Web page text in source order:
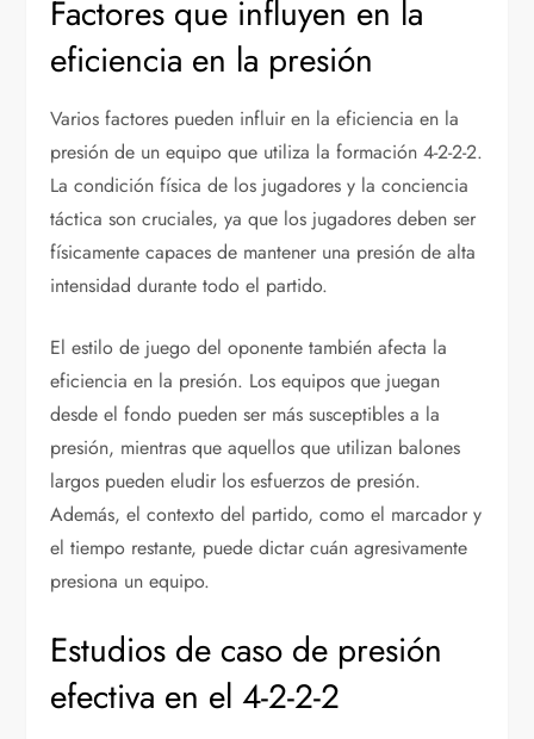
Factores que influyen en la
eficiencia en la presión
Varios factores pueden influir en la eficiencia en la
presión de un equipo que utiliza la formación 4-2-2-2.
La condición física de los jugadores y la conciencia
táctica son cruciales, ya que los jugadores deben ser
físicamente capaces de mantener una presión de alta
intensidad durante todo el partido.
El estilo de juego del oponente también afecta la
eficiencia en la presión. Los equipos que juegan
desde el fondo pueden ser más susceptibles a la
presión, mientras que aquellos que utilizan balones
largos pueden eludir los esfuerzos de presión.
Además, el contexto del partido, como el marcador y
el tiempo restante, puede dictar cuán agresivamente
presiona un equipo.
Estudios de caso de presión
efectiva en el 4-2-2-2